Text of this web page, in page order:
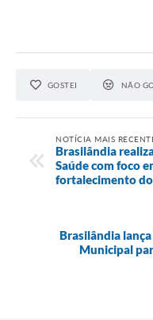
GOSTEI NÃO
NOTÍCIA MAIS
Brasilândia
Saúde com foco
fortalecimento do
Brasilândia
Municipal